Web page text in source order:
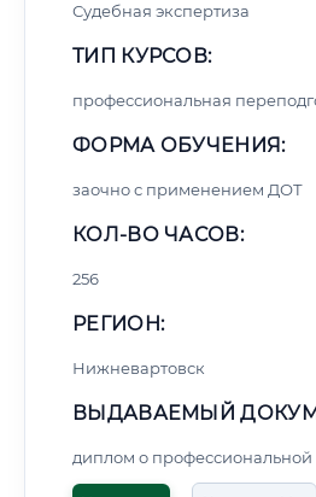
Судебная экспертиза
ТИП КУРСОВ:
профессиональная
ФОРМА ОБУЧЕНИЯ:
заочно с применением ДОТ
КОЛ-ВО ЧАСОВ:
256
РЕГИОН:
Нижневартовск
ВЫДАВАЕМЫЙ
диплом о профессиональной